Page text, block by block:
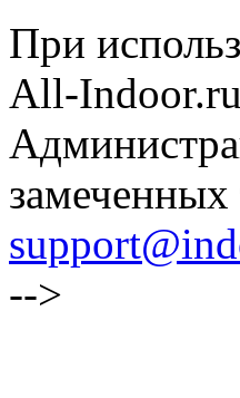
При
All-Indoor.ru
замеченных
-->